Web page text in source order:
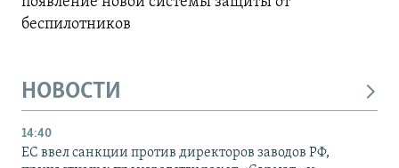
беспилотников
НОВОСТИ
14:40
ЕС ввел санкции против директоров заводов РФ,